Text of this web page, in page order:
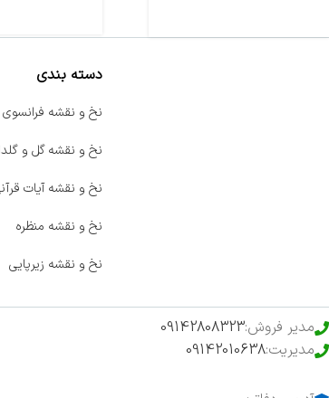
دسته بندی
نخ و نقشه فرانسوی
نخ و نقشه گل و
نخ و نقشه آیات
نخ و نقشه منظره
نخ و نقشه زیرپایی
مدیر فروش:09142808323
مدیریت:09142010638